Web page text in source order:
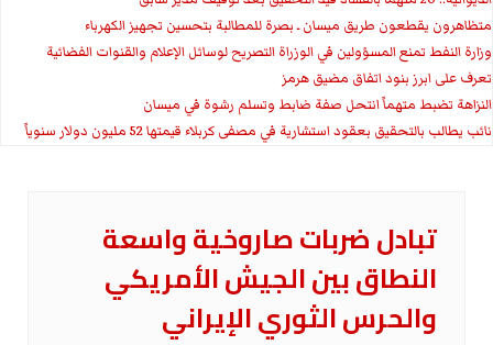
متظاهرون يقطعون طريق ميسان ـ بصرة للمطالبة بتحسين تجهيز الكهرباء
وزارة النفط تمنع المسؤولين في الوزراة التصريح لوسائل الإعلام والقنوات الفضائية
تعرف على ابرز بنود اتفاق مضيق هرمز
النزاهة تضبط متهماً انتحل صفة ضابط وتسلم رشوة في ميسان
نائب يطالب بالتحقيق بعقود استشارية في مصفى كربلاء قيمتها 52 مليون دولار سنوياً
تبادل ضربات صاروخية واسعة
النطاق بين الجيش الأمريكي
والحرس الثوري الإيراني